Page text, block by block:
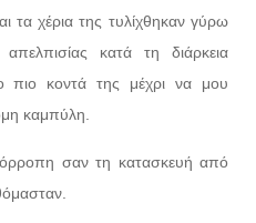
τα χέρια της τυλίχθηκαν γύρω
κατά τη διάρκεια
πιο κοντά της μέχρι να μου
καμπύλη.
σαν τη κατασκευή από